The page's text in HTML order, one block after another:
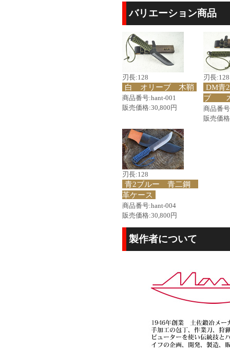
バリエーション商品
刃長:128
白 オリーブ 木鞘
商品番号:hant-001
販売価格:30,800円
刃長:128
DM青
ブ
商品番
販売価
刃長:128
青2ブルー 青二鋼
革ケース
商品番号:hant-004
販売価格:30,800円
製作者について